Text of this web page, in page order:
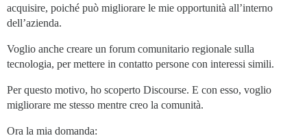
acquisire, poiché può migliorare le mie opportunità all’interno
dell’azienda.
Voglio anche creare un forum comunitario regionale sulla
tecnologia, per mettere in contatto persone con interessi simili.
Per questo motivo, ho scoperto Discourse. E con esso, voglio
migliorare me stesso mentre creo la comunità.
Ora la mia domanda: